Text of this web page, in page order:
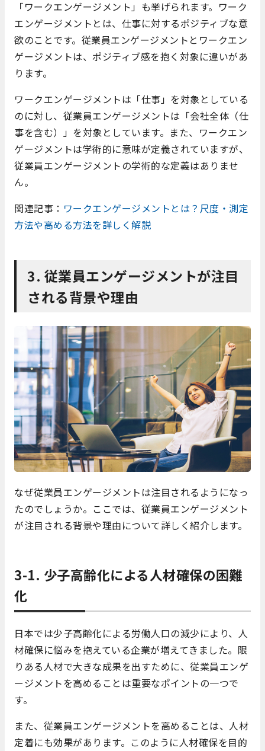
「ワークエンゲージメント」も挙げられます。ワーク
エンゲージメントとは、仕事に対するポジティブな意
欲のことです。従業員エンゲージメントとワークエン
ゲージメントは、ポジティブ感を抱く対象に違いがあ
ります。
ワークエンゲージメントは「仕事」を対象としている
のに対し、従業員エンゲージメントは「会社全体（仕
事を含む）」を対象としています。また、ワークエン
ゲージメントは学術的に意味が定義されていますが、
従業員エンゲージメントの学術的な定義はありませ
ん。
関連記事： ワークエンゲージメントとは？尺度・測定
方法や高める方法を詳しく解説
3. 従業員エンゲージメントが注目
される背景や理由
なぜ従業員エンゲージメントは注目されるようになっ
たのでしょうか。ここでは、従業員エンゲージメント
が注目される背景や理由について詳しく紹介します。
3-1. 少子高齢化による人材確保の困難
化
日本では少子高齢化による労働人口の減少により、人
材確保に悩みを抱えている企業が増えてきました。限
りある人材で大きな成果を出すために、従業員エンゲ
ージメントを高めることは重要なポイントの一つで
す。
また、従業員エンゲージメントを高めることは、人材
定着にも効果があります。このように人材確保を目的